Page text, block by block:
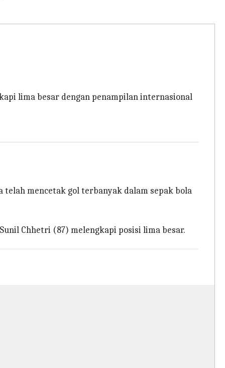
lima besar dengan penampilan internasional
mencetak gol terbanyak dalam sepak bola
Chhetri (87) melengkapi posisi lima besar.